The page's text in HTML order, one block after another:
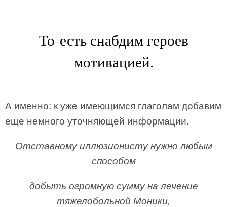
То есть снабдим героев
мотивацией.
А именно: к уже имеющимся глаголам добавим
еще немного уточняющей информации.
Отставному иллюзионисту нужно любым
способом
добыть огромную сумму на лечение
тяжелобольной Моники,